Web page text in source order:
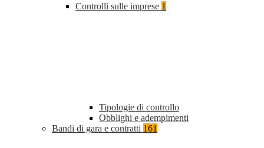
Controlli sulle imprese 1
Tipologie di controllo
Obblighi e adempimenti
Bandi di gara e contratti 161